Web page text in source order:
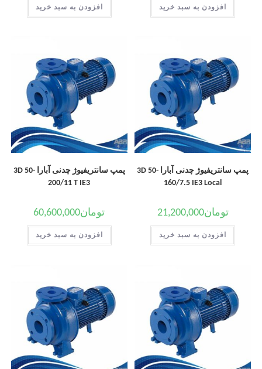
افزودن به سبد خرید افزودن به سبد خرید
پمپ سانتریفیوژ چدنی آبارا 3D 50-
160/7.5 IE3 Local
تومان21,200,000
افزودن به سبد خرید
پمپ سانتریفیوژ چدنی آبارا 3D 50-
200/11 T IE3
تومان60,600,000
افزودن به سبد خرید